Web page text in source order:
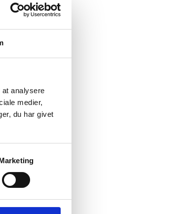
analysere
medier,
du har givet